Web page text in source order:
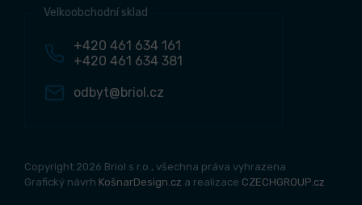
Velkoobchodní sklad
+420 461 634 161
+420 461 634 381
odbyt@briol.cz
Copyright 2026 Briol s r.o., všechna práva vyhrazena
Grafický návrh KošnarDesign.cz a realizace CZECHGROUP.cz